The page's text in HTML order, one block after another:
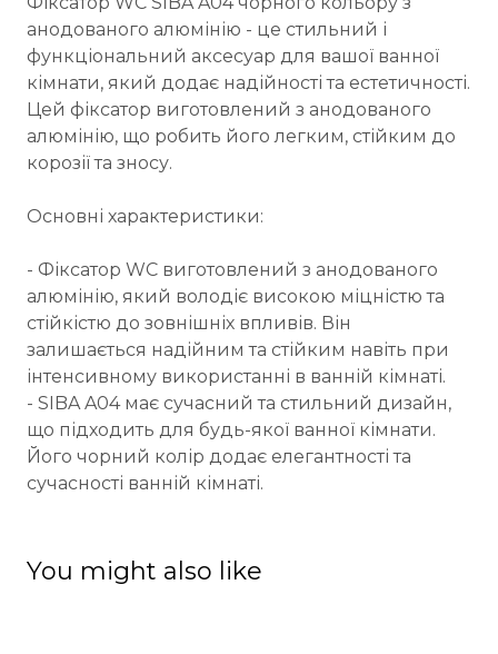
анодованого алюмінію - це стильний і
функціональний аксесуар для вашої ванної
кімнати, який додає надійності та естетичності.
Цей фіксатор виготовлений з анодованого
алюмінію, що робить його легким, стійким до
корозії та зносу.
Основні характеристики:
- Фіксатор WC виготовлений з анодованого
алюмінію, який володіє високою міцністю та
стійкістю до зовнішніх впливів. Він
залишається надійним та стійким навіть при
інтенсивному використанні в ванній кімнаті.
- SIBA A04 має сучасний та стильний дизайн,
що підходить для будь-якої ванної кімнати.
Його чорний колір додає елегантності та
сучасності ванній кімнаті.
You might also like